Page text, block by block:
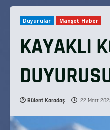
Duyurular Manşet Haber
KAYAKLI
Bülent Karadaş 22 Mart